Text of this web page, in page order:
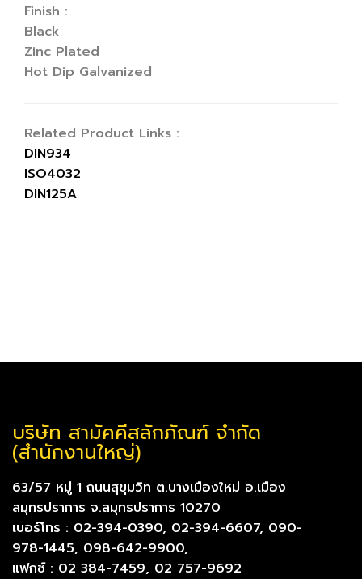
Finish :
Black
Zinc Plated
Hot Dip Galvanized
Related Product Links :
DIN934
ISO4032
DIN125A
บริษัท สามัคคีสลักภัณฑ์ จำกัด
(สำนักงานใหญ่)
63/57 หมู่ 1 ถนนสุขุมวิท ต.บางเมืองใหม่ อ.เมือง
สมุทรปราการ จ.สมุทรปราการ 10270
เบอร์โทร : 02-394-0390, 02-394-6607, 090-
978-1445, 098-642-9900,
แฟกซ์ : 02 384-7459, 02 757-9692